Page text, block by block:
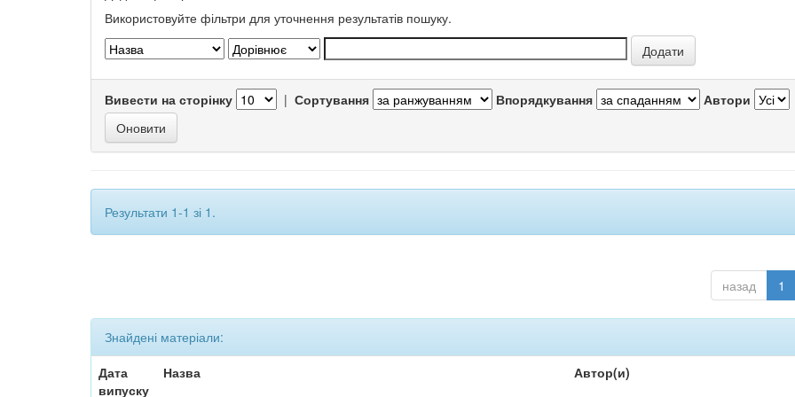
Використовуйте фільтри для уточнення результатів пошуку.
Вивести на сторінку | Сортування Впорядкування Автори
Результати 1-1 зі 1.
назад 1
Знайдені матеріали:
Дата
випуску
Назва Автор(и)